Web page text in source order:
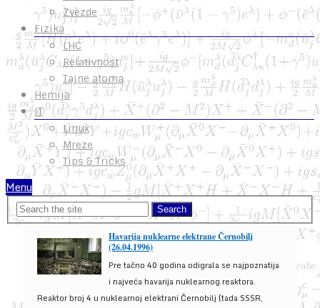
Zvezde
Fizika
LHC
Relativnost
Tajne atoma
Hemija
IT
Linux
Mreze
Tips & Tricks
Menu
Havarija nuklearne elektrane Černobilj
(26.04.1996)
Pre tačno 40 godina odigrala se najpoznatija
i najveća havarija nuklearnog reaktora.
Reaktor broj 4 u nuklearnoj elektrani Černobilj (tada SSSR,